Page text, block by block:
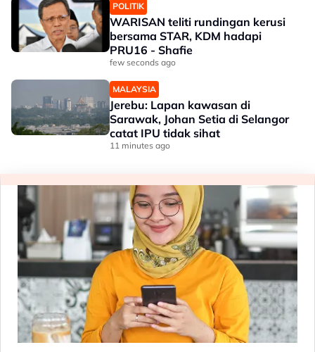
POLITIK
WARISAN teliti rundingan kerusi
bersama STAR, KDM hadapi
PRU16 - Shafie
few seconds ago
MALAYSIA
Jerebu: Lapan kawasan di
Sarawak, Johan Setia di Selangor
catat IPU tidak sihat
11 minutes ago